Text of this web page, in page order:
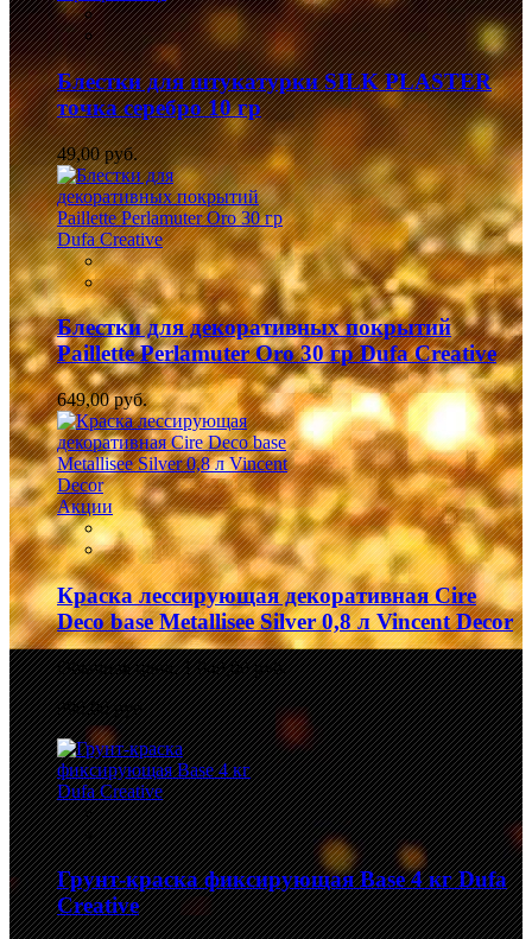
Блестки для штукатурки SILK PLASTER
точка серебро 10 гр
49,00 руб.
Блестки для декоративных покрытий
Paillette Perlamuter Oro 30 гр Dufa Creative
649,00 руб.
Акции
Краска лессирующая декоративная Cire
Deco base Metallisee Silver 0,8 л Vincent Decor
Обычная цена: 1 049,00 руб.
990,00 руб.
Грунт-краска фиксирующая Base 4 кг Dufa
Creative